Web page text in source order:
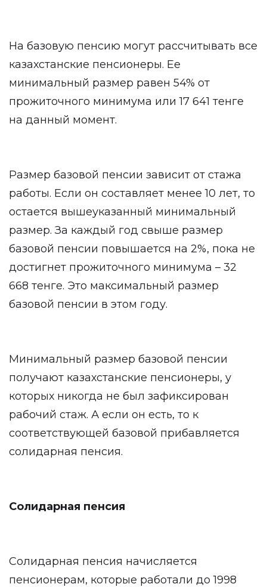
На базовую пенсию могут рассчитывать все
казахстанские пенсионеры. Ее
минимальный размер равен 54% от
прожиточного минимума или 17 641 тенге
на данный момент.
Размер базовой пенсии зависит от стажа
работы. Если он составляет менее 10 лет, то
остается вышеуказанный минимальный
размер. За каждый год свыше размер
базовой пенсии повышается на 2%, пока не
достигнет прожиточного минимума – 32
668 тенге. Это максимальный размер
базовой пенсии в этом году.
Минимальный размер базовой пенсии
получают казахстанские пенсионеры, у
которых никогда не был зафиксирован
рабочий стаж. А если он есть, то к
соответствующей базовой прибавляется
солидарная пенсия.
Солидарная пенсия
Солидарная пенсия начисляется
пенсионерам, которые работали до 1998